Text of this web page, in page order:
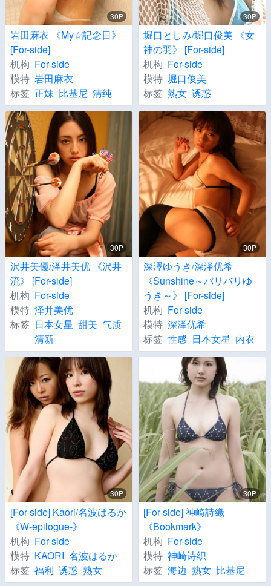
30P
岩田麻衣 《My☆記念日》
[For-side]
机构 For-side
模特 岩田麻衣
标签 正妹 比基尼 清纯
30P
堀口としみ/堀口俊美 《女
神の羽》 [For-side]
机构 For-side
模特 堀口俊美
标签 熟女 诱惑
30P
沢井美優/泽井美优 《沢井
流》 [For-side]
机构 For-side
模特 泽井美优
标签 日本女星 甜美 气质
清新
30P
深澤ゆうき/深泽优希
《Sunshine～バリバリゆ
うき～》 [For-side]
机构 For-side
模特 深泽优希
标签 性感 日本女星 内衣
30P
[For-side] Kaori/名波はるか
《W-epilogue-》
机构 For-side
模特 KAORI 名波はるか
标签 福利 诱惑 熟女
30P
[For-side] 神崎詩織
《Bookmark》
机构 For-side
模特 神崎诗织
标签 海边 熟女 比基尼